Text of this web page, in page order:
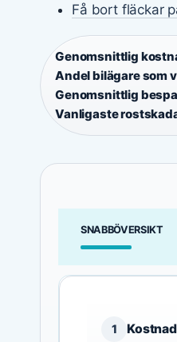
Få bort fläckar
Genomsnittlig
Andel bilägare som
Genomsnittlig
Vanligaste
SNABBÖVERSIKT
1 Kostnad